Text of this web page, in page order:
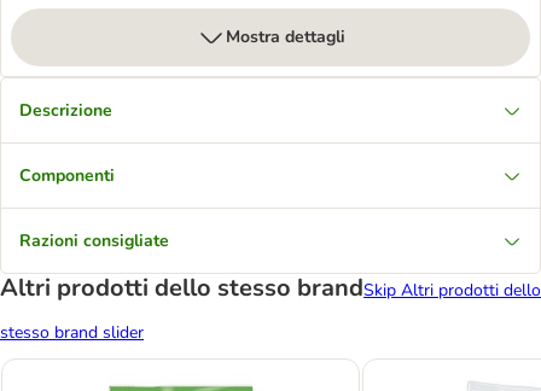
Mostra dettagli
Descrizione
Componenti
Razioni consigliate
Altri prodotti dello stesso brandSkip Altri prodotti dello
stesso brand slider